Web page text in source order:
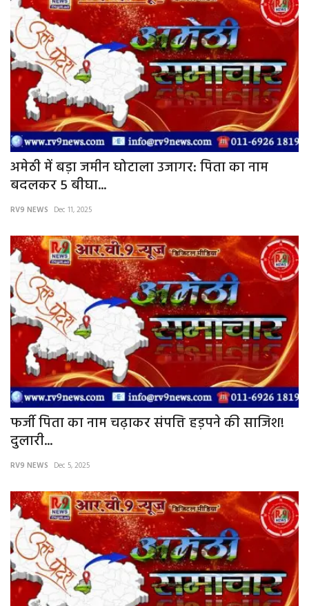
अमेठी में बड़ा जमीन घोटाला उजागर: पिता का नाम
बदलकर 5 बीघा...
RV9 NEWS Dec 11, 2025
फर्जी पिता का नाम चढ़ाकर संपत्ति हड़पने की साजिश!
दुलारी...
RV9 NEWS Dec 5, 2025